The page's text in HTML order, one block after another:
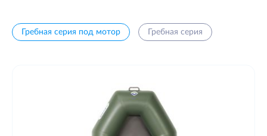
Гребная серия под мотор Гребная серия